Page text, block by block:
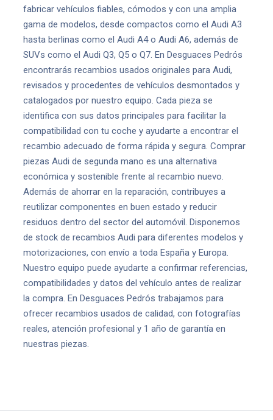
fabricar vehículos fiables, cómodos y con una amplia
gama de modelos, desde compactos como el Audi A3
hasta berlinas como el Audi A4 o Audi A6, además de
SUVs como el Audi Q3, Q5 o Q7. En Desguaces Pedrós
encontrarás recambios usados originales para Audi,
revisados y procedentes de vehículos desmontados y
catalogados por nuestro equipo. Cada pieza se
identifica con sus datos principales para facilitar la
compatibilidad con tu coche y ayudarte a encontrar el
recambio adecuado de forma rápida y segura. Comprar
piezas Audi de segunda mano es una alternativa
económica y sostenible frente al recambio nuevo.
Además de ahorrar en la reparación, contribuyes a
reutilizar componentes en buen estado y reducir
residuos dentro del sector del automóvil. Disponemos
de stock de recambios Audi para diferentes modelos y
motorizaciones, con envío a toda España y Europa.
Nuestro equipo puede ayudarte a confirmar referencias,
compatibilidades y datos del vehículo antes de realizar
la compra. En Desguaces Pedrós trabajamos para
ofrecer recambios usados de calidad, con fotografías
reales, atención profesional y 1 año de garantía en
nuestras piezas.